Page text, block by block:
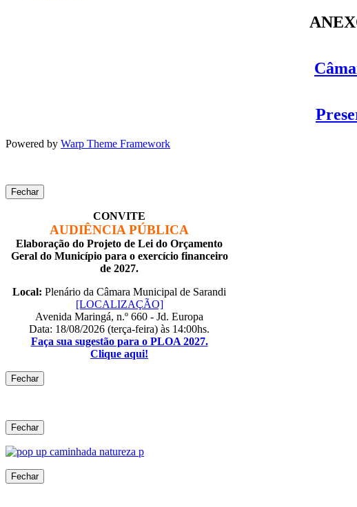
Powered by Warp Theme Framework
Fechar
CONVITE
AUDIÊNCIA PÚBLICA
Elaboração do Projeto de Lei do Orçamento
Geral do Município para o exercício financeiro
de 2027.
Local: Plenário da Câmara Municipal de Sarandi
[LOCALIZAÇÃO]
Avenida Maringá, n.º 660 - Jd. Europa
Data: 18/08/2026 (terça-feira) às 14:00hs.
Faça sua sugestão para o PLOA 2027.
Clique aqui!
Fechar
Fechar
Fechar